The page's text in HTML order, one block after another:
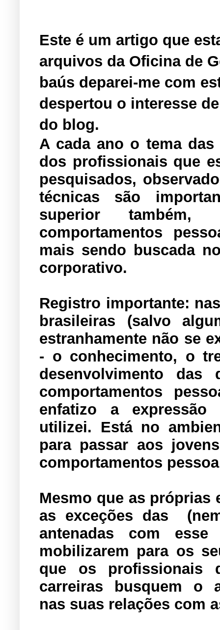
Este é um artigo que
arquivos da Oficina de
baús deparei-me com
despertou o interesse
do blog.
A cada ano o tema das
dos profissionais que
pesquisados,
técnicas são
superior
comportamentos
mais sendo buscada
corporativo.
Registro importante:
brasileiras (salvo
estranhamente não se
- o conhecimento, o
desenvolvimento das
comportamentos
enfatizo a
utilizei. Está no
para passar aos
comportamentos
Mesmo que as próprias
as exceções das
antenadas com
mobilizarem para os
que os profissionais
carreiras busquem o
nas suas relações com